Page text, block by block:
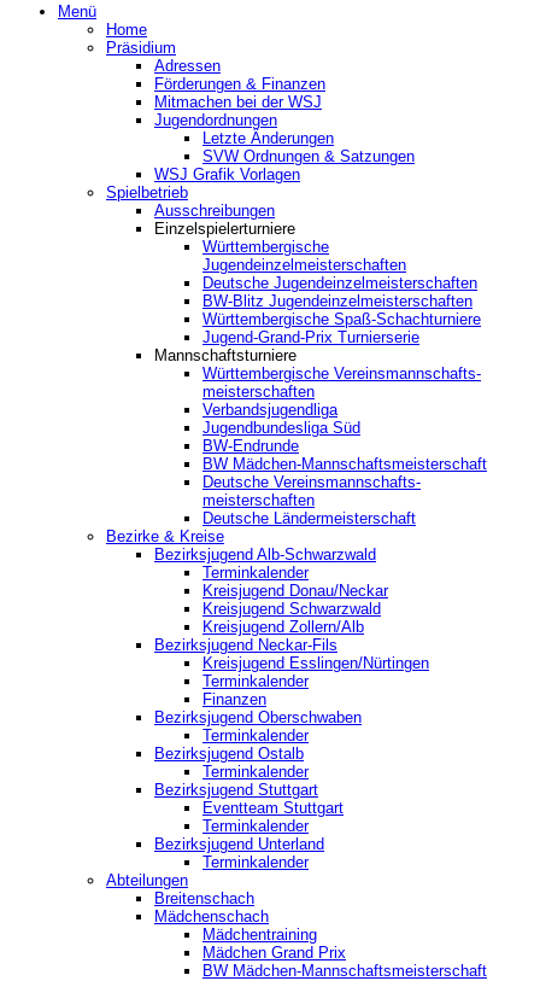
Menü
Home
Präsidium
Adressen
Förderungen & Finanzen
Mitmachen bei der WSJ
Jugendordnungen
Letzte Änderungen
SVW Ordnungen & Satzungen
WSJ Grafik Vorlagen
Spielbetrieb
Ausschreibungen
Einzelspielerturniere
Württembergische
Jugendeinzelmeisterschaften
Deutsche Jugendeinzelmeisterschaften
BW-Blitz Jugendeinzelmeisterschaften
Württembergische Spaß-Schachturniere
Jugend-Grand-Prix Turnierserie
Mannschaftsturniere
Württembergische Vereinsmannschafts-
meisterschaften
Verbandsjugendliga
Jugendbundesliga Süd
BW-Endrunde
BW Mädchen-Mannschaftsmeisterschaft
Deutsche Vereinsmannschafts-
meisterschaften
Deutsche Ländermeisterschaft
Bezirke & Kreise
Bezirksjugend Alb-Schwarzwald
Terminkalender
Kreisjugend Donau/Neckar
Kreisjugend Schwarzwald
Kreisjugend Zollern/Alb
Bezirksjugend Neckar-Fils
Kreisjugend ‎Esslingen/Nürtingen
Terminkalender
Finanzen
Bezirksjugend Oberschwaben
Terminkalender
Bezirksjugend Ostalb
Terminkalender
Bezirksjugend Stuttgart
‎Eventteam Stuttgart
Terminkalender
Bezirksjugend Unterland
Terminkalender
Abteilungen
Breitenschach
Mädchenschach
Mädchentraining
Mädchen Grand Prix
BW Mädchen-Mannschaftsmeisterschaft